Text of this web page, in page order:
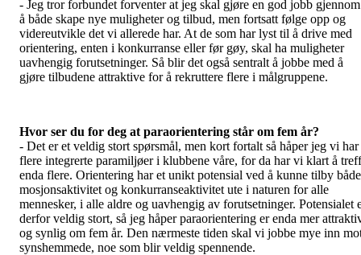
- Jeg tror forbundet forventer at jeg skal gjøre en god jobb gjennom
å både skape nye muligheter og tilbud, men fortsatt følge opp og
videreutvikle det vi allerede har. At de som har lyst til å drive med
orientering, enten i konkurranse eller før gøy, skal ha muligheter
uavhengig forutsetninger. Så blir det også sentralt å jobbe med å
gjøre tilbudene attraktive for å rekruttere flere i målgruppene.
Hvor ser du for deg at paraorientering står om fem år?
- Det er et veldig stort spørsmål, men kort fortalt så håper jeg vi har
flere integrerte paramiljøer i klubbene våre, for da har vi klart å
enda flere. Orientering har et unikt potensial ved å kunne tilby både
mosjonsaktivitet og konkurranseaktivitet ute i naturen for alle
mennesker, i alle aldre og uavhengig av forutsetninger. Potensialet
derfor veldig stort, så jeg håper paraorientering er enda mer
og synlig om fem år. Den nærmeste tiden skal vi jobbe mye inn
synshemmede, noe som blir veldig spennende.